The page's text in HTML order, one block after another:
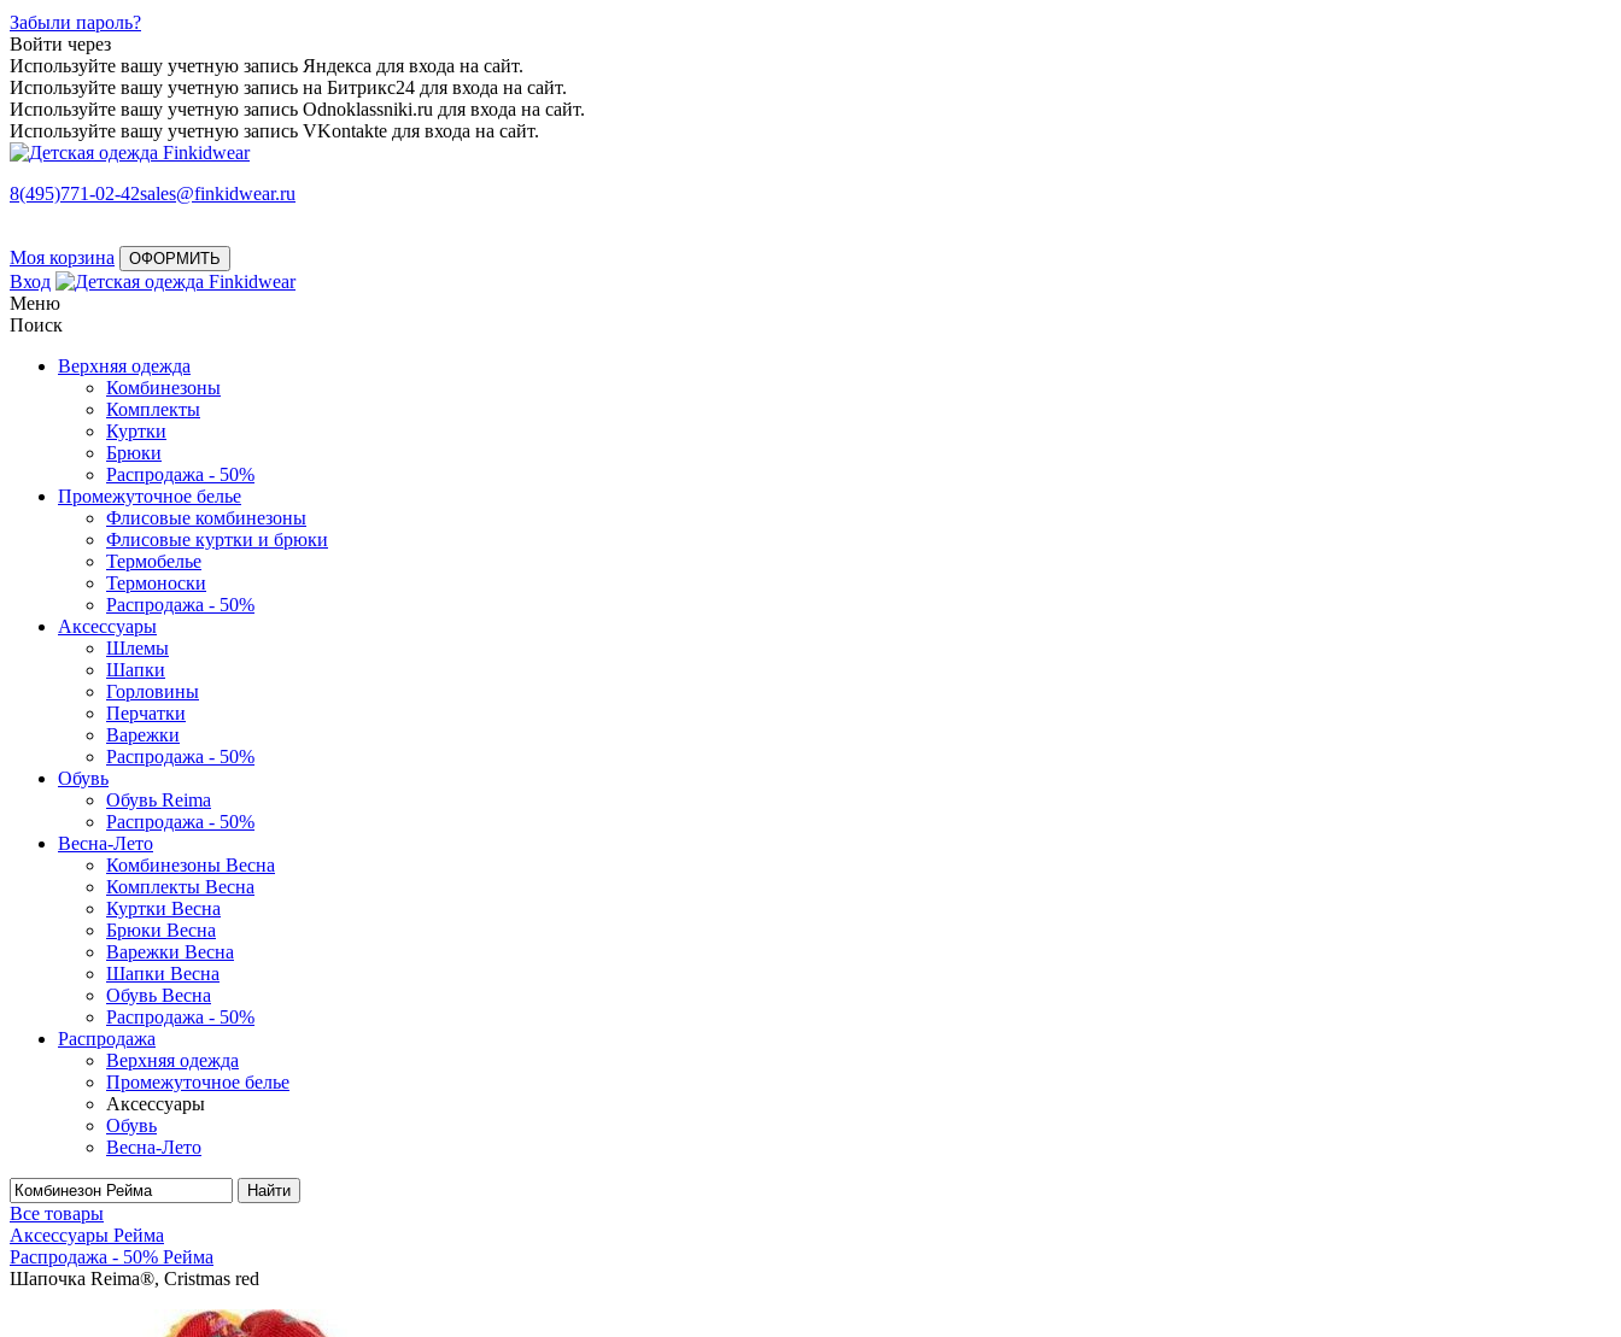
Забыли пароль?
Войти через
Используйте вашу учетную запись Яндекса для входа на сайт.
Используйте вашу учетную запись на Битрикс24 для входа на сайт.
Используйте вашу учетную запись Odnoklassniki.ru для входа на сайт.
Используйте вашу учетную запись VKontakte для входа на сайт.
8(495)771-02-42sales@finkidwear.ru
Моя корзина ОФОРМИТЬ
Вход
Меню
Поиск
Верхняя одежда
Комбинезоны
Комплекты
Куртки
Брюки
Распродажа - 50%
Промежуточное белье
Флисовые комбинезоны
Флисовые куртки и брюки
Термобелье
Термоноски
Распродажа - 50%
Аксессуары
Шлемы
Шапки
Горловины
Перчатки
Варежки
Распродажа - 50%
Обувь
Обувь Reima
Распродажа - 50%
Весна-Лето
Комбинезоны Весна
Комплекты Весна
Куртки Весна
Брюки Весна
Варежки Весна
Шапки Весна
Обувь Весна
Распродажа - 50%
Распродажа
Верхняя одежда
Промежуточное белье
Аксессуары
Обувь
Весна-Лето
Найти
Все товары
Аксессуары Рейма
Распродажа - 50% Рейма
Шапочка Reima®, Cristmas red